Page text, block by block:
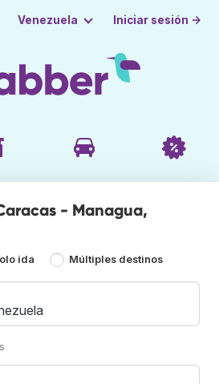
Venezuela Iniciar sesión →
- Managua,
ida Múltiples destinos